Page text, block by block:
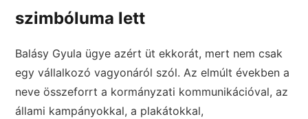
szimbóluma lett
Balásy Gyula ügye azért üt ekkorát, mert nem csak
egy vállalkozó vagyonáról szól. Az elmúlt években a
neve összeforrt a kormányzati kommunikációval, az
állami kampányokkal, a plakátokkal,